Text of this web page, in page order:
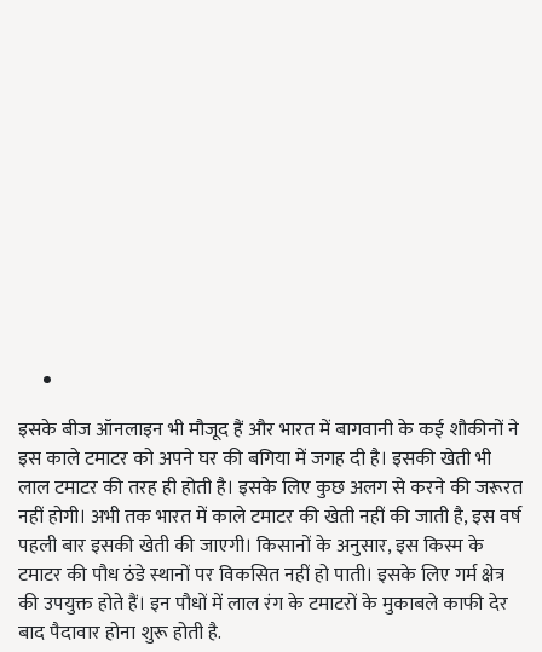
इसके बीज ऑनलाइन भी मौजूद हैं और भारत में बागवानी के कई शौकीनों ने
इस काले टमाटर को अपने घर की बगि‍या में जगह दी है। इसकी खेती भी
लाल टमाटर की तरह ही होती है। इसके लिए कुछ अलग से करने की जरूरत
नहीं होगी। अभी तक भारत में काले टमाटर की खेती नहीं की जाती है, इस वर्ष
पहली बार इसकी खेती की जाएगी। किसानों के अनुसार, इस किस्म के
टमाटर की पौध ठंडे स्थानों पर विकसित नहीं हो पाती। इसके लिए गर्म क्षेत्र
की उपयुक्त होते हैं। इन पौधों में लाल रंग के टमाटरों के मुकाबले काफी देर
बाद पैदावार होना शुरू होती है.